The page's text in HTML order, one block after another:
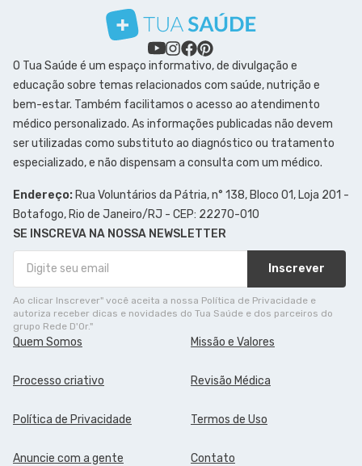
O Tua Saúde é um espaço informativo, de divulgação e
educação sobre temas relacionados com saúde, nutrição e
bem-estar. Também facilitamos o acesso ao atendimento
médico personalizado. As informações publicadas não devem
ser utilizadas como substituto ao diagnóstico ou tratamento
especializado, e não dispensam a consulta com um médico.
Endereço: Rua Voluntários da Pátria, n° 138, Bloco 01, Loja 201 -
Botafogo, Rio de Janeiro/RJ - CEP: 22270-010
SE INSCREVA NA NOSSA NEWSLETTER
Inscrever
Ao clicar Inscrever" você aceita a nossa Política de Privacidade e
autoriza receber dicas e novidades do Tua Saúde e dos parceiros do
grupo Rede D'Or."
Quem Somos Missão e Valores
Processo criativo Revisão Médica
Política de Privacidade Termos de Uso
Anuncie com a gente Contato